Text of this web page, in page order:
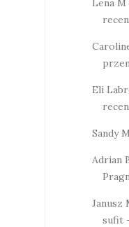
Lena
Eli
Sandy
Adrian
Janusz
sufit